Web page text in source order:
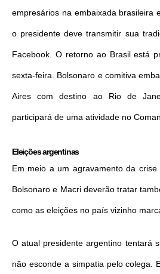
empresários na embaixada brasileira
o presidente deve transmitir sua
Facebook. O retorno ao Brasil está
sexta-feira. Bolsonaro e comitiva
Aires com destino ao Rio de
participará de uma atividade no
Eleições argentinas
Em meio a um agravamento da crise
Bolsonaro e Macri deverão tratar
como as eleições no país vizinho
O atual presidente argentino tentará
não esconde a simpatia pelo colega.